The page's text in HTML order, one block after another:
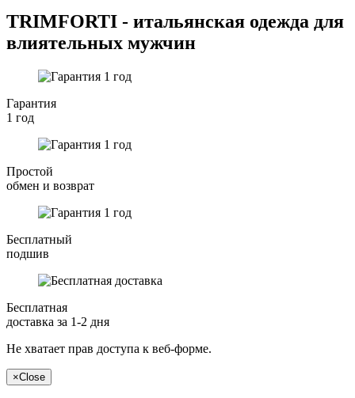
TRIMFORTI - итальянская одежда для
влиятельных мужчин
Гарантия
1 год
Простой
обмен и возврат
Бесплатный
подшив
Бесплатная
доставка за 1-2 дня
Не хватает прав доступа к веб-форме.
×Close